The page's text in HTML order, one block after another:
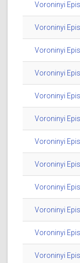
Voroninyi
Voroninyi
Voroninyi
Voroninyi
Voroninyi
Voroninyi
Voroninyi
Voroninyi
Voroninyi
Voroninyi
Voroninyi
Voroninyi